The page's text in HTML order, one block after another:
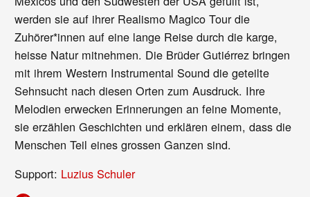
werden sie auf ihrer Realismo Magico Tour die
Zuhörer*innen auf eine lange Reise durch die karge,
heisse Natur mitnehmen. Die Brüder Gutiérrez bringen
mit ihrem Western Instrumental Sound die geteilte
Sehnsucht nach diesen Orten zum Ausdruck. Ihre
Melodien erwecken Erinnerungen an feine Momente,
sie erzählen Geschichten und erklären einem, dass die
Menschen Teil eines grossen Ganzen sind.
Support: Luzius Schuler